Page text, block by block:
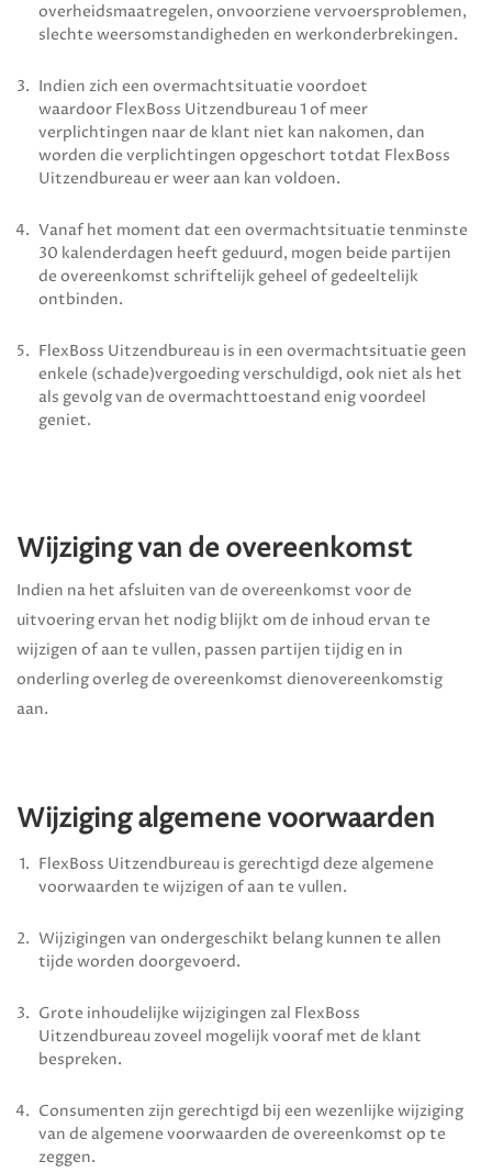
overheidsmaatregelen, onvoorziene vervoersproblemen,
slechte weersomstandigheden en werkonderbrekingen.
Indien zich een overmachtsituatie voordoet
waardoor FlexBoss Uitzendbureau1 of meer
verplichtingen naar de klant niet kan nakomen, dan
worden die verplichtingen opgeschort totdat FlexBoss
Uitzendbureauer weer aan kan voldoen.
Vanaf het moment dat een overmachtsituatie tenminste
30 kalenderdagen heeft geduurd, mogen beide partijen
de overeenkomst schriftelijk geheel of gedeeltelijk
ontbinden.
FlexBoss Uitzendbureau is in een overmachtsituatie geen
enkele (schade)vergoeding verschuldigd, ook niet als het
als gevolg van de overmachttoestand enig voordeel
geniet.
Wijziging van de overeenkomst
Indien na het afsluiten van de overeenkomst voor de
uitvoering ervan het nodig blijkt om de inhoud ervan te
wijzigen of aan te vullen, passen partijen tijdig en in
onderling overleg de overeenkomst dienovereenkomstig
aan.
Wijziging algemene voorwaarden
FlexBoss Uitzendbureau is gerechtigd deze algemene
voorwaarden te wijzigen of aan te vullen.
Wijzigingen van ondergeschikt belang kunnen te allen
tijde worden doorgevoerd.
Grote inhoudelijke wijzigingen zal FlexBoss
Uitzendbureauzoveel mogelijk vooraf met de klant
bespreken.
Consumenten zijn gerechtigd bij een wezenlijke wijziging
van de algemene voorwaarden de overeenkomst op te
zeggen.